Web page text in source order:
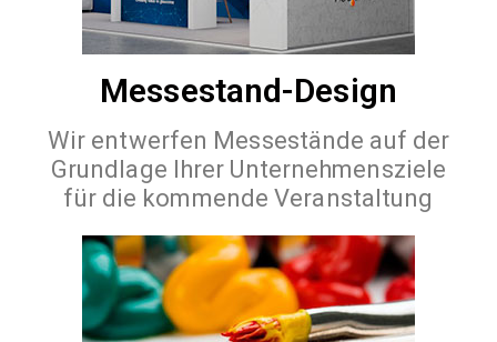
Messestand-Design
Wir entwerfen Messestände auf der
Grundlage Ihrer Unternehmensziele
für die kommende Veranstaltung